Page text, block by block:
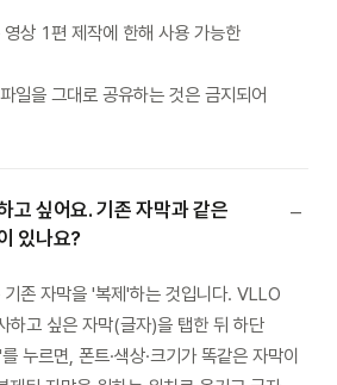
상 1편 제작에 한해 사용 가능한
일을 그대로 공유하는 것은 금지되어
고 싶어요. 기존 자막과 같은
있나요?
존 자막을 '복제'하는 것입니다. VLLO
하고 싶은 자막(글자)을 탭한 뒤 하단
누르면, 폰트·색상·크기가 똑같은 자막이